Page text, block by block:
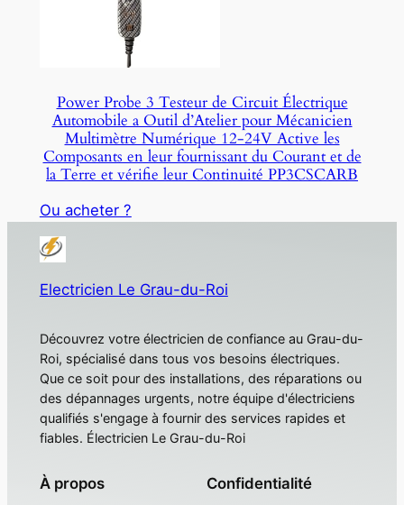
Power Probe 3 Testeur de Circuit Électrique
Automobile a Outil d’Atelier pour Mécanicien
Multimètre Numérique 12-24V Active les
Composants en leur fournissant du Courant et de
la Terre et vérifie leur Continuité PP3CSCARB
Ou acheter ?
Electricien Le Grau-du-Roi
Découvrez votre électricien de confiance au Grau-du-
Roi, spécialisé dans tous vos besoins électriques.
Que ce soit pour des installations, des réparations ou
des dépannages urgents, notre équipe d'électriciens
qualifiés s'engage à fournir des services rapides et
fiables. Électricien Le Grau-du-Roi
À propos Confidentialité